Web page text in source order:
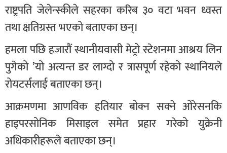
राष्ट्रपति जेलेन्स्कीले सहरका करिब ३० वटा भवन ध्वस्त
तथा क्षतिग्रस्त भएको बताएका छन्।
हमला पछि हजारौं स्थानीयवासी मेट्रो स्टेशनमा आश्रय लिन
पुगेको ’यो अत्यन्त डर लाग्दो र त्रासपूर्ण रहेको स्थानियले
रोयटर्सलाई बताएका छन्।
आक्रमणमा आणविक हतियार बोक्न सक्ने ओरेसनकि
हाइपरसोनिक मिसाइल समेत प्रहार गरेको युक्रेनी
अधिकारीहरूले बताएका छन्।